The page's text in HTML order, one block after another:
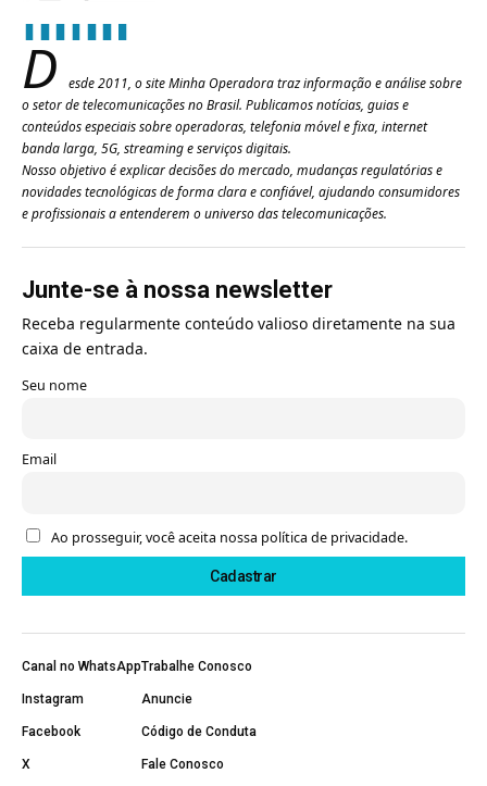
D
esde 2011, o site Minha Operadora traz informação e análise sobre
o setor de telecomunicações no Brasil. Publicamos notícias, guias e
conteúdos especiais sobre operadoras, telefonia móvel e fixa, internet
banda larga, 5G, streaming e serviços digitais.
Nosso objetivo é explicar decisões do mercado, mudanças regulatórias e
novidades tecnológicas de forma clara e confiável, ajudando consumidores
e profissionais a entenderem o universo das telecomunicações.
Junte-se à nossa newsletter
Receba regularmente conteúdo valioso diretamente na sua
caixa de entrada.
Seu nome
Email
Ao prosseguir, você aceita nossa política de privacidade.
Canal no WhatsApp
Instagram
Facebook
X
Trabalhe Conosco
Anuncie
Código de Conduta
Fale Conosco